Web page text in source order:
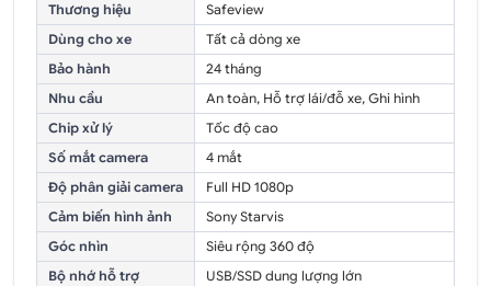
Thương hiệu
Safeview
Dùng cho xe
Tất cả dòng xe
Bảo hành
24 tháng
Nhu cầu
An toàn, Hỗ trợ lái/đỗ xe, Ghi hình
Chip xử lý
Tốc độ cao
Số mắt camera
4 mắt
Độ phân giải camera
Full HD 1080p
Cảm biến hình ảnh
Sony Starvis
Góc nhìn
Siêu rộng 360 độ
Bộ nhớ hỗ trợ
USB/SSD dung lượng lớn